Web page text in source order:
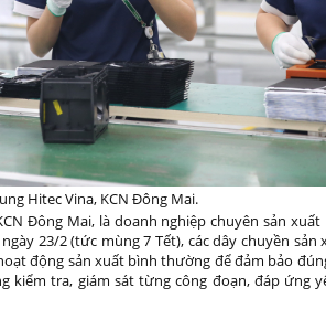
Hitec Vina, KCN Đông Mai.
Đông Mai, là doanh nghiệp chuyên sản
23/2 (tức mùng 7 Tết), các dây chuyền
động sản xuất bình thường để đảm bảo
kiểm tra, giám sát từng công đoạn, đáp ứng